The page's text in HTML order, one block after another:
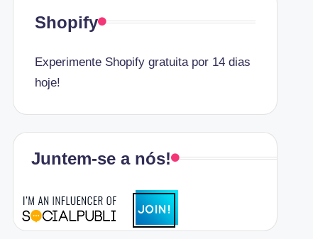
Shopify
Experimente Shopify gratuita por 14 dias
hoje!
Juntem-se a nós!